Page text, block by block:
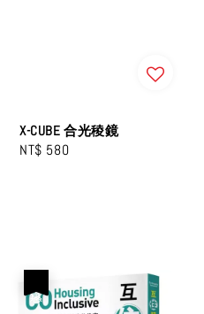
X-CUBE 合光稜鏡
Regular
NT$ 580